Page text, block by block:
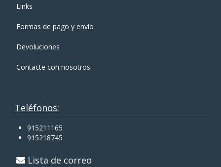
Links
Formas de pago y enví­o
Devoluciones
Contacte con nosotros
Teléfonos:
915211165
915218745
Lista de correo